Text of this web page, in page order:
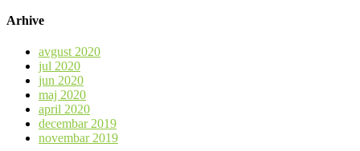
Arhive
avgust 2020
jul 2020
jun 2020
maj 2020
april 2020
decembar 2019
novembar 2019